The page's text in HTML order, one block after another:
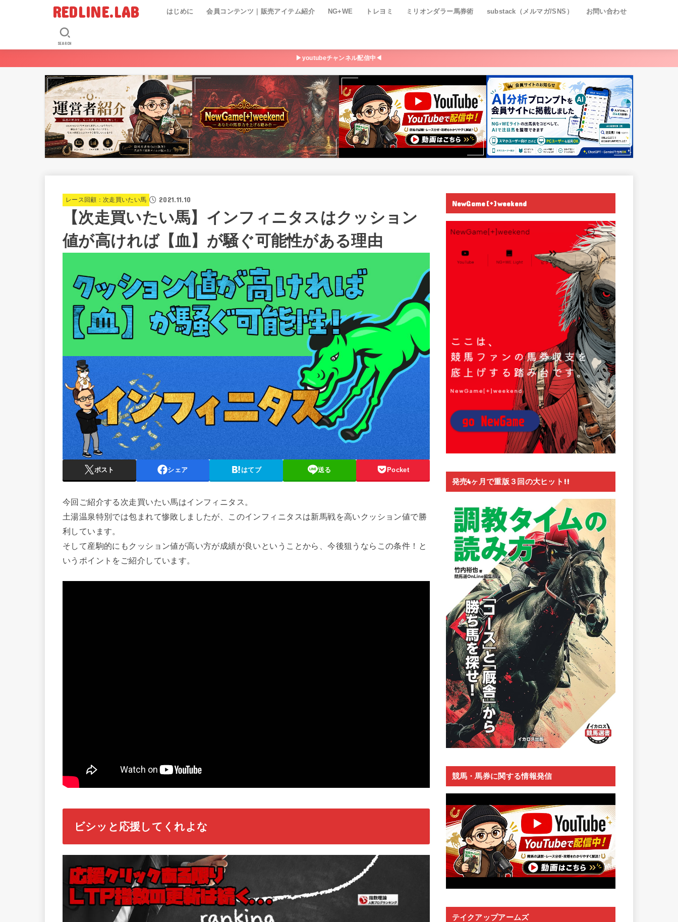
REDLINE.LAB はじめに 会員コンテンツ｜販売アイテム紹介 NG+WE トレヨミ ミリオンダラー馬券術 substack（メルマガ/SNS） お問い合わせ
SEARCH
▶youtubeチャンネル配信中◀
レース回顧：次走買いたい馬 2021.11.10
【次走買いたい馬】インフィニタスはクッション
値が高ければ【血】が騒ぐ可能性がある理由
ポスト シェア はてブ 送る Pocket
今回ご紹介する次走買いたい馬はインフィニタス。
土湯温泉特別では包まれて惨敗しましたが、このインフィニタスは新馬戦を高いクッション値で勝
利しています。
そして産駒的にもクッション値が高い方が成績が良いということから、今後狙うならこの条件！と
いうポイントをご紹介しています。
ビシッと応援してくれよな
NewGame[+]weekend
発売4ヶ月で重版３回の大ヒット!!
競馬・馬券に関する情報発信
テイクアップアームズ